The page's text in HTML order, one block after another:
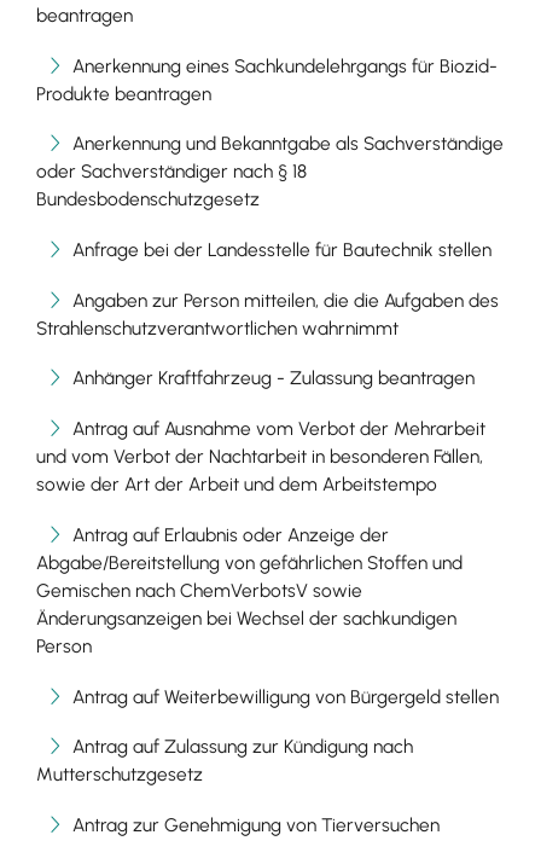
beantragen
Anerkennung eines Sachkundelehrgangs für Biozid-
Produkte beantragen
Anerkennung und Bekanntgabe als Sachverständige
oder Sachverständiger nach § 18
Bundesbodenschutzgesetz
Anfrage bei der Landesstelle für Bautechnik stellen
Angaben zur Person mitteilen, die die Aufgaben des
Strahlenschutzverantwortlichen wahrnimmt
Anhänger Kraftfahrzeug - Zulassung beantragen
Antrag auf Ausnahme vom Verbot der Mehrarbeit
und vom Verbot der Nachtarbeit in besonderen Fällen,
sowie der Art der Arbeit und dem Arbeitstempo
Antrag auf Erlaubnis oder Anzeige der
Abgabe/Bereitstellung von gefährlichen Stoffen und
Gemischen nach ChemVerbotsV sowie
Änderungsanzeigen bei Wechsel der sachkundigen
Person
Antrag auf Weiterbewilligung von Bürgergeld stellen
Antrag auf Zulassung zur Kündigung nach
Mutterschutzgesetz
Antrag zur Genehmigung von Tierversuchen